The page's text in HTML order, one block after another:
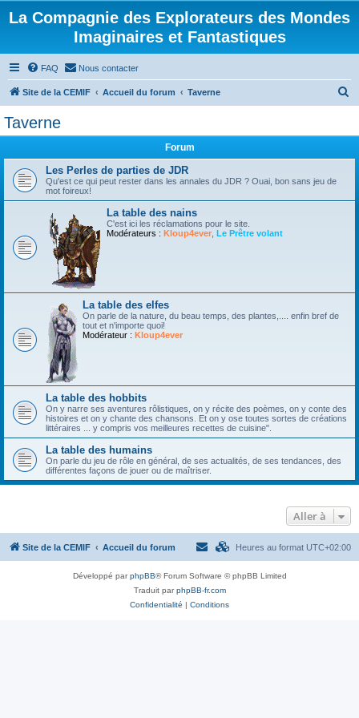
La Compagnie des Explorateurs des Mondes
Imaginaires et Fantastiques
FAQ Nous contacter
Site de la CEMIF Accueil du forum Taverne
Taverne
Forum
Les Perles de parties de JDR
Qu'est ce qui peut rester dans les annales du JDR ? Ouai, bon sans jeu de
mot foireux!
La table des nains
C'est ici les réclamations pour le site.
Modérateurs : Kloup4ever Le Prêtre volant
La table des elfes
On parle de la nature, du beau temps, des plantes,.... enfin bref de
tout et n'importe quoi!
Modérateur : Kloup4ever
La table des hobbits
On y narre ses aventures rôlistiques, on y récite des poèmes, on y conte des
histoires et on y chante des chansons. Et on y ose toutes sortes de créations
littéraires ... y compris vos meilleures recettes de cuisine".
La table des humains
On parle du jeu de rôle en général, de ses actualités, de ses tendances, des
différentes façons de jouer ou de maîtriser.
Aller à
Site de la CEMIF Accueil du forum Heures au format UTC+02:00
Développé parphpBB® Forum Software © phpBB Limited
Traduit parphpBB-fr.com
Confidentialité | Conditions